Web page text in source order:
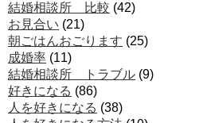
結婚相談所 比較 (42)
お見合い (21)
朝ごはんおごります (25)
成婚率 (11)
結婚相談所 トラブル (9)
好きになる (86)
人を好きになる (38)